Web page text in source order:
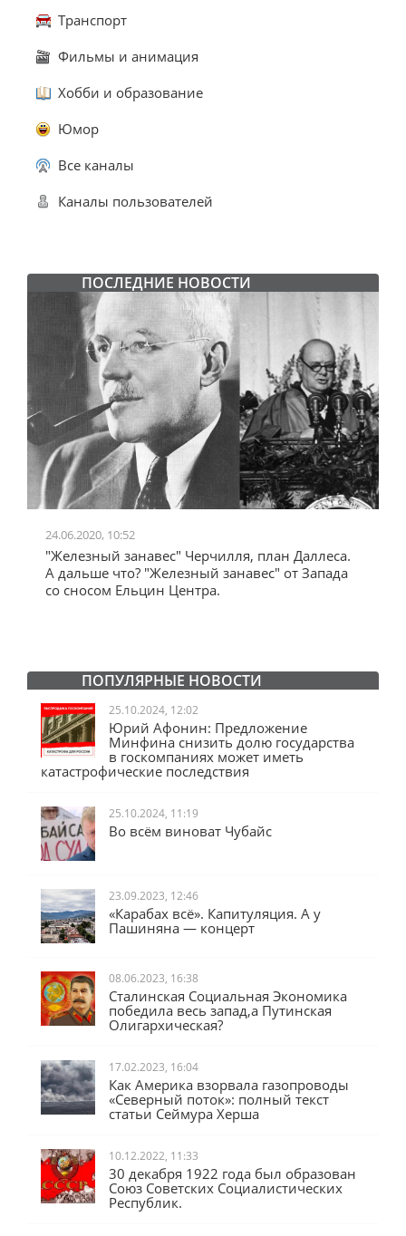
Транспорт
Фильмы и анимация
Хобби и образование
Юмор
Все каналы
Каналы пользователей
ПОСЛЕДНИЕ НОВОСТИ
24.06.2020, 10:52
"Железный занавес" Черчилля, план Даллеса.
А дальше что? "Железный занавес" от Запада
со сносом Ельцин Центра.
ПОПУЛЯРНЫЕ НОВОСТИ
25.10.2024, 12:02
Юрий Афонин: Предложение
Минфина снизить долю государства
в госкомпаниях может иметь
катастрофические последствия
25.10.2024, 11:19
Во всём виноват Чубайс
23.09.2023, 12:46
«Карабах всё». Капитуляция. А у
Пашиняна — концерт
08.06.2023, 16:38
Сталинская Социальная Экономика
победила весь запад,а Путинская
Олигархическая?
17.02.2023, 16:04
Как Америка взорвала газопроводы
«Северный поток»: полный текст
статьи Сеймура Херша
10.12.2022, 11:33
30 декабря 1922 года был образован
Союз Советских Социалистических
Республик.